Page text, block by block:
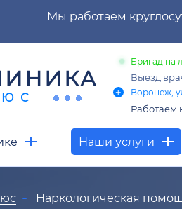
Мы работаем
Бригад на
Выезд
Воронеж,
Работаем
Наши услуги
Наркологическая